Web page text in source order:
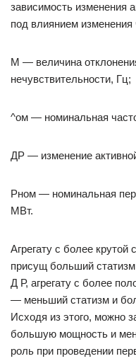
зависимость изменения
под влиянием изменения
М — величина
нечувствительности, Гц;
^ом — номинальная
ДР — изменение
Рном — номинальная
МВт.
Агрегату с более крутой
присущ больший
Д Р, агрегату с более
— меньший статизм и
Исходя из этого, можно
большую мощность и
роль при проведении